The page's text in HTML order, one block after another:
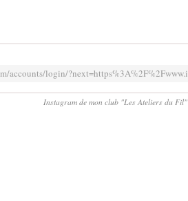
Instagram de mon club "Les Ateliers du Fil"